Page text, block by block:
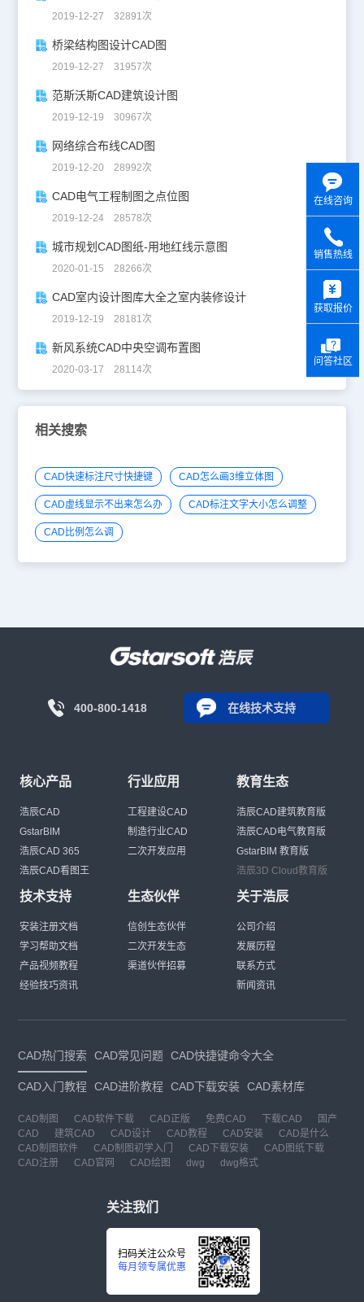
2019-12-27 32891次
桥梁结构图设计CAD图
2019-12-27 31957次
范斯沃斯CAD建筑设计图
2019-12-19 30967次
网络综合布线CAD图
2019-12-20 28992次
CAD电气工程制图之点位图
2019-12-24 28578次
城市规划CAD图纸-用地红线示意图
2020-01-15 28266次
CAD室内设计图库大全之室内装修设计
2019-12-19 28181次
新风系统CAD中央空调布置图
2020-03-17 28114次
相关搜索
CAD快速标注尺寸快捷键 CAD怎么画3维立体图
CAD虚线显示不出来怎么办 CAD标注文字大小怎么调整
CAD比例怎么调
400-800-1418 在线技术支持
核心产品
浩辰CAD
GstarBIM
浩辰CAD 365
浩辰CAD看图王
行业应用
工程建设CAD
制造行业CAD
二次开发应用
教育生态
浩辰CAD建筑教育版
浩辰CAD电气教育版
GstarBIM 教育版
浩辰3D Cloud教育版
技术支持
安装注册文档
学习帮助文档
产品视频教程
经验技巧资讯
生态伙伴
信创生态伙伴
二次开发生态
渠道伙伴招募
关于浩辰
公司介绍
发展历程
联系方式
新闻资讯
CAD热门搜索 CAD常见问题 CAD快捷键命令大全
CAD入门教程 CAD进阶教程 CAD下载安装 CAD素材库
CAD制图 CAD软件下载 CAD正版 免费CAD 下载CAD
国产
CAD
建筑CAD CAD设计 CAD教程 CAD安装
CAD是什么
CAD制图软件
CAD制图初学入门 CAD下载安装
CAD图纸下载
CAD注册
CAD官网 CAD绘图 dwg dwg格式
关注我们
扫码关注公众号
每月领专属优惠
在线咨询
销售热线
获取报价
问答社区